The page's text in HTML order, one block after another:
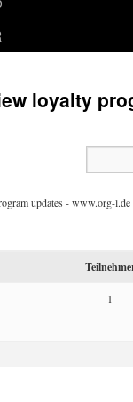
loyalty
updates - www.org-l.de
1